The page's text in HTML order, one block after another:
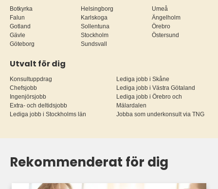
Botkyrka
Falun
Gotland
Gävle
Göteborg
Helsingborg
Karlskoga
Sollentuna
Stockholm
Sundsvall
Umeå
Ängelholm
Örebro
Östersund
Utvalt för dig
Konsultuppdrag
Chefsjobb
Ingenjörsjobb
Extra- och deltidsjobb
Lediga jobb i Stockholms län
Lediga jobb i Skåne
Lediga jobb i Västra Götaland
Lediga jobb i Örebro och
Mälardalen
Jobba som underkonsult via TNG
Rekommenderat för dig